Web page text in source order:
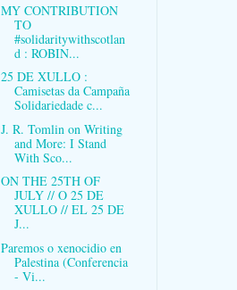
MY CONTRIBUTION
TO
#solidaritywithscotlan
d : ROBIN...
25 DE XULLO :
Camisetas da Campaña
Solidariedade c...
J. R. Tomlin on Writing
and More: I Stand
With Sco...
ON THE 25TH OF
JULY // O 25 DE
XULLO // EL 25 DE
J...
Paremos o xenocidio en
Palestina (Conferencia
- Vi...